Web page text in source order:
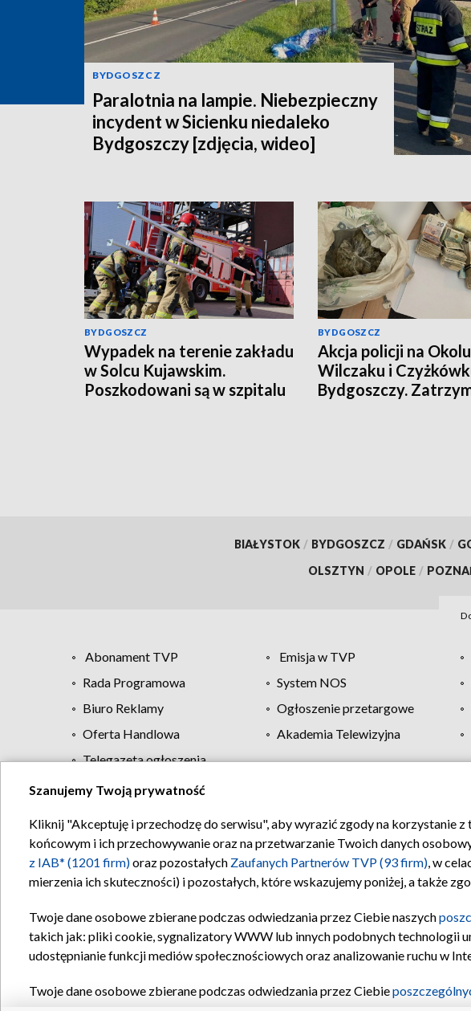
BYDGOSZCZ
Paralotnia na lampie. Niebezpieczny
incydent w Sicienku niedaleko
Bydgoszczy [zdjęcia, wideo]
BYDGOSZCZ
Wypadek na terenie zakładu
w Solcu Kujawskim.
Poszkodowani są w szpitalu
BYDGOSZCZ
Akcja policji na
Wilczaku i
Bydgoszczy.
BIAŁYSTOK / BYDGOSZCZ / GDAŃSK /
OLSZTYN / OPOLE /
Abonament TVP Emisja w TVP
Rada Programowa
System NOS
Biuro Reklamy
Ogłoszenie przetargowe
Oferta Handlowa
Akademia Telewizyjna
Telegazeta ogłoszenia
Regulamin TVP Polityka
Szanujemy Twoją prywatność
Kliknij "Akceptuję i przechodzę do serwisu", aby wyrazić zgody na korzystanie
końcowym i ich przechowywanie oraz na przetwarzanie Twoich danych
z IAB* (1201 firm)oraz pozostałych Zaufanych Partnerów TVP (93 firm), w
mierzenia ich skuteczności) i pozostałych, które wskazujemy poniżej, a także
Twoje dane osobowe zbierane podczas odwiedzania przez Ciebie naszych
takich jak: pliki cookie, sygnalizatory WWW lub innych podobnych technologii
udostępnianie funkcji mediów społecznościowych oraz analizowanie ruchu w
Twoje dane osobowe zbierane podczas odwiedzania przez Ciebie